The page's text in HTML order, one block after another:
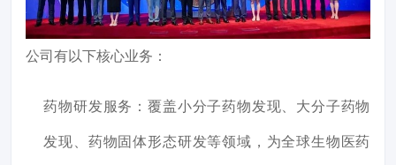
公司有以下核心业务：
药物研发服务：覆盖小分子药物发现、大分子药物
发现、药物固体形态研发等领域，为全球生物医药